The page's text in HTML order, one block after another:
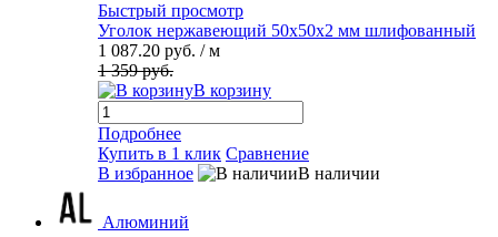
Быстрый просмотр
Уголок нержавеющий 50х50х2 мм шлифованный
1 087.20 руб. / м
1 359 руб.
В корзину
Подробнее
Купить в 1 клик Сравнение
В избранное
В наличии
Алюминий